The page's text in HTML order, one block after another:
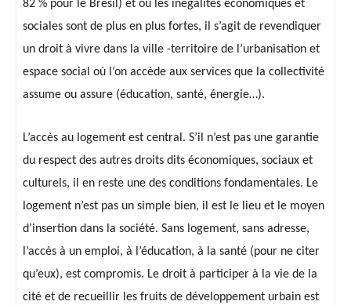
82 % pour le Brésil) et où les inégalités économiques et
sociales sont de plus en plus fortes, il s’agit de revendiquer
un droit à vivre dans la ville -territoire de l’urbanisation et
espace social où l’on accède aux services que la collectivité
assume ou assure (éducation, santé, énergie…).
L’accès au logement est central. S’il n’est pas une garantie
du respect des autres droits dits économiques, sociaux et
culturels, il en reste une des conditions fondamentales. Le
logement n’est pas un simple bien, il est le lieu et le moyen
d’insertion dans la société. Sans logement, sans adresse,
l’accès à un emploi, à l’éducation, à la santé (pour ne citer
qu’eux), est compromis. Le droit à participer à la vie de la
cité et de recueillir les fruits de développement urbain est